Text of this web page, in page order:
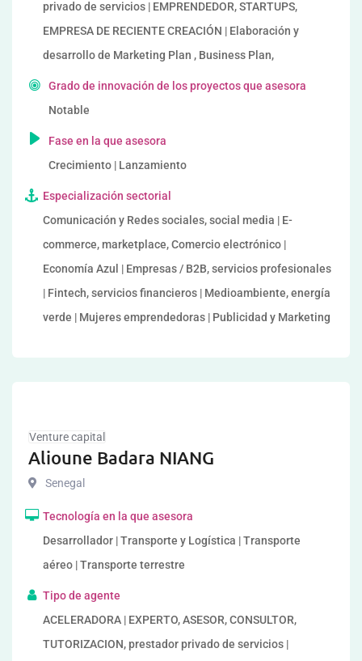
privado de servicios | EMPRENDEDOR, STARTUPS,
EMPRESA DE RECIENTE CREACIÓN | Elaboración y
desarrollo de Marketing Plan , Business Plan,
Grado de innovación de los proyectos que asesora
Notable
Fase en la que asesora
Crecimiento | Lanzamiento
Especialización sectorial
Comunicación y Redes sociales, social media | E-
commerce, marketplace, Comercio electrónico |
Economía Azul | Empresas / B2B, servicios profesionales
| Fintech, servicios financieros | Medioambiente, energía
verde | Mujeres emprendedoras | Publicidad y Marketing
Venture capital
Alioune Badara NIANG
Senegal
Tecnología en la que asesora
Desarrollador | Transporte y Logística | Transporte
aéreo | Transporte terrestre
Tipo de agente
ACELERADORA | EXPERTO, ASESOR, CONSULTOR,
TUTORIZACION, prestador privado de servicios |